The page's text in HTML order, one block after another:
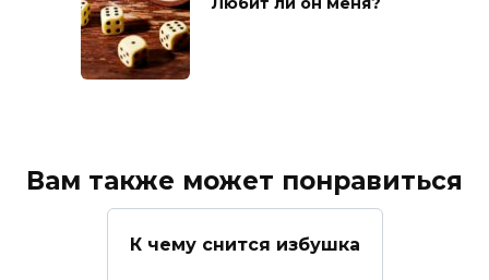
Любит ли он меня?
Вам также может понравиться
К чему снится избушка